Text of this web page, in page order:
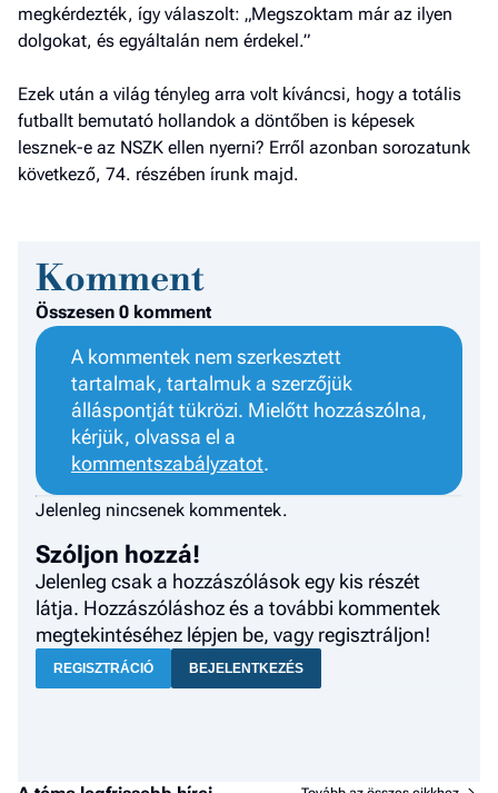
megkérdezték, így válaszolt: „Megszoktam már az ilyen
dolgokat, és egyáltalán nem érdekel.”
Ezek után a világ tényleg arra volt kíváncsi, hogy a totális
futballt bemutató hollandok a döntőben is képesek
lesznek-e az NSZK ellen nyerni? Erről azonban sorozatunk
következő, 74. részében írunk majd.
Komment
Összesen 0 komment
A kommentek nem szerkesztett
tartalmak, tartalmuk a szerzőjük
álláspontját tükrözi. Mielőtt hozzászólna,
kérjük, olvassa el a
kommentszabályzatot.
Jelenleg nincsenek kommentek.
Szóljon hozzá!
Jelenleg csak a hozzászólások egy kis részét
látja. Hozzászóláshoz és a további kommentek
megtekintéséhez lépjen be, vagy regisztráljon!
REGISZTRÁCIÓ BEJELENTKEZÉS